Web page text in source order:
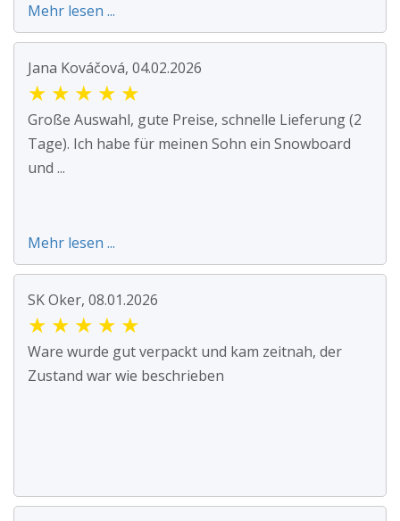
Mehr lesen ...
Jana Kováčová, 04.02.2026
★ ★ ★ ★ ★
Große Auswahl, gute Preise, schnelle Lieferung (2
Tage). Ich habe für meinen Sohn ein Snowboard
und ...
Mehr lesen ...
SK Oker, 08.01.2026
★ ★ ★ ★ ★
Ware wurde gut verpackt und kam zeitnah, der
Zustand war wie beschrieben